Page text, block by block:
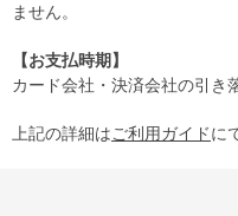
ません。
【お支払時期】
カード会社・決済会社の引き
上記の詳細はご利用ガイドに